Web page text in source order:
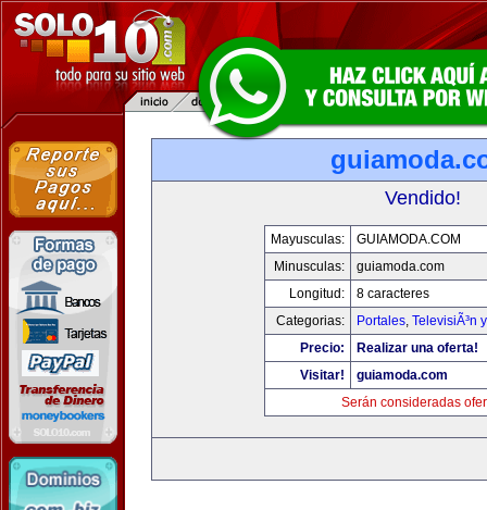
Vendido!
Mayusculas:
GUIAMODA.COM
Minusculas:
guiamoda.com
Longitud:
8 caracteres
Categorias:
Portales, TelevisiÃ³n
Precio:
Realizar una oferta!
Visitar!
guiamoda.com
Serán consideradas